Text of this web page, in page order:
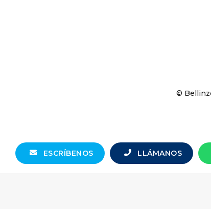
©
ESCRÍBENOS LLÁMANOS